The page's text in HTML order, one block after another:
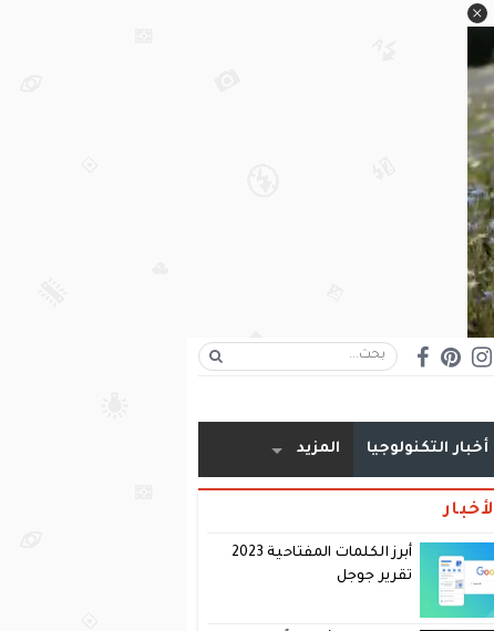
أخبار التكنولوجيا المزيد
أبرز الكلمات المفتاحية 2023
تقرير جوجل